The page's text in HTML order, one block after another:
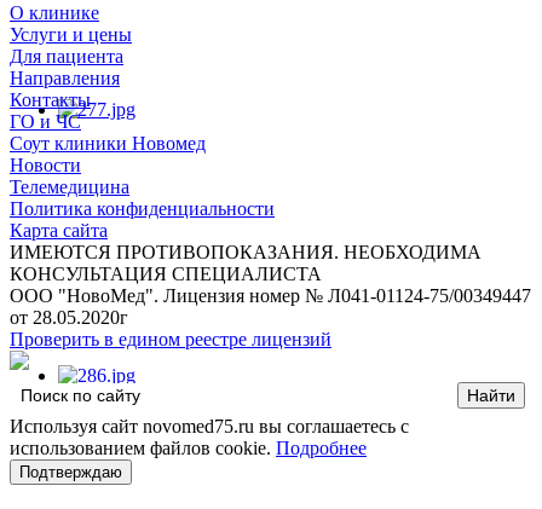
О клинике
Услуги и цены
Для пациента
Направления
Контакты
ГО и ЧС
Соут клиники Новомед
Новости
Телемедицина
Политика конфиденциальности
Карта сайта
ИМЕЮТСЯ ПРОТИВОПОКАЗАНИЯ. НЕОБХОДИМА
КОНСУЛЬТАЦИЯ СПЕЦИАЛИСТА
ООО "НовоМед". Лицензия номер № Л041-01124-75/00349447
от 28.05.2020г
Проверить в едином реестре лицензий
Используя сайт novomed75.ru вы соглашаетесь с
использованием файлов cookie. Подробнее
Подтверждаю